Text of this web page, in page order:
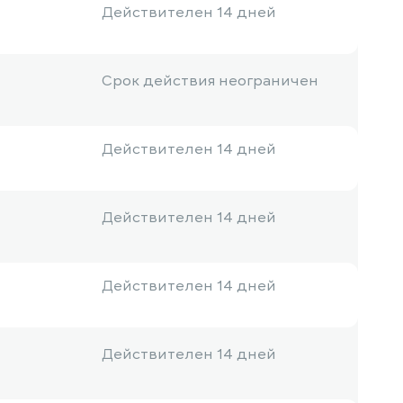
Действителен 14 дней
Срок действия неограничен
Действителен 14 дней
Действителен 14 дней
Действителен 14 дней
Действителен 14 дней